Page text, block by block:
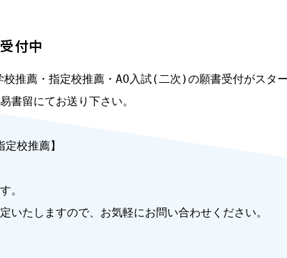
付中
校推薦・指定校推薦・AO入試(二次)の願書受付がスタ
書留にてお送り下さい。
定校推薦】
。
いたしますので、お気軽にお問い合わせください。